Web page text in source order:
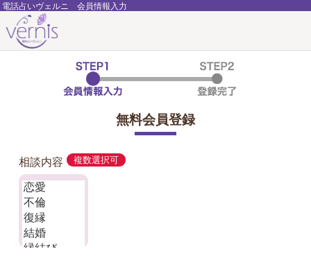
電話占いヴェルニ 会員情報入力
無料会員登録
相談内容 複数選択可